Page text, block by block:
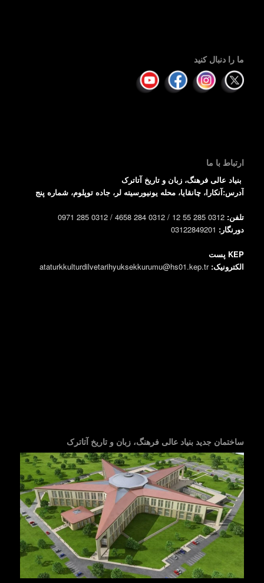
ما را دنبال کنید
ارتباط با ما
بنیاد عالی فرهنگ، زبان و تاریخ آتاترک
آدرس:آنکارا، چانقایا، محله یونیورسیته لر، جاده توپلوم، شماره پنج
تلفن:
دورنگار:
KEP پست
الکترونیک:ataturkkulturdilvetarihyuksekkurumu@hs01.kep.tr
ساختمان جدید بنیاد عالی فرهنگ، زبان و تاریخ آتاترک